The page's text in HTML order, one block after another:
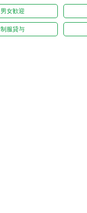
男女歓迎
制服貸与